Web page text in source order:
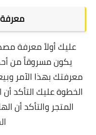
عليك أولاً معرفة
يكون مسروقاً من
معرفتك بهذا الآمر
الخطوة عليك التأكد
المتجر والتأكد أن